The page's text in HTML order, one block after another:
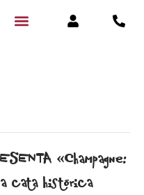
«Champagne:
cata histórica